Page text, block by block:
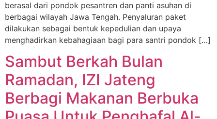
berasal dari pondok pesantren dan panti asuhan di
berbagai wilayah Jawa Tengah. Penyaluran paket
dilakukan sebagai bentuk kepedulian dan upaya
menghadirkan kebahagiaan bagi para santri pondok […]
Sambut Berkah Bulan
Ramadan, IZI Jateng
Berbagi Makanan Berbuka